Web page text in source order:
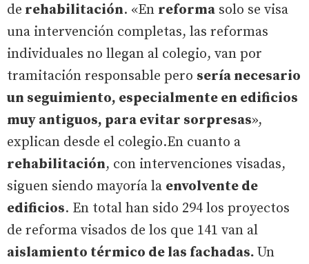
de rehabilitación. «En reforma solo se visa
una intervención completas, las reformas
individuales no llegan al colegio, van por
tramitación responsable pero sería necesario
un seguimiento, especialmente en edificios
muy antiguos, para evitar sorpresas»,
explican desde el colegio.En cuanto a
rehabilitación, con intervenciones visadas,
siguen siendo mayoría la envolvente de
edificios. En total han sido 294 los proyectos
de reforma visados de los que 141 van al
aislamiento térmico de las fachadas. Un